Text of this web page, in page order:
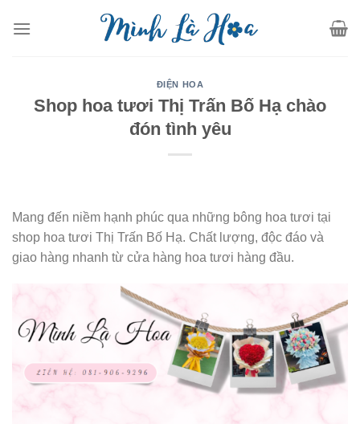
ĐIỆN HOA
Shop hoa tươi Thị Trấn Bố Hạ chào
đón tình yêu
Mang đến niềm hạnh phúc qua những bông hoa tươi tại
shop hoa tươi Thị Trấn Bố Hạ. Chất lượng, độc đáo và
giao hàng nhanh từ cửa hàng hoa tươi hàng đầu.